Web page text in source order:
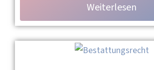
Weiterlesen